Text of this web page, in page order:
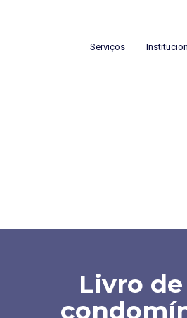
Serviços
Livro